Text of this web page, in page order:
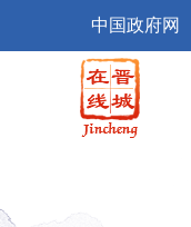
中国政府网